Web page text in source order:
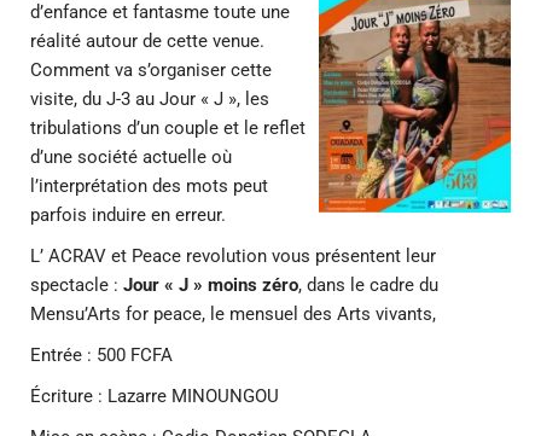
d’enfance et fantasme toute une
réalité autour de cette venue.
Comment va s’organiser cette
visite, du J-3 au Jour « J », les
tribulations d’un couple et le reflet
d’une société actuelle où
l’interprétation des mots peut
parfois induire en erreur.
L’ ACRAV et Peace revolution vous présentent leur
spectacle : Jour « J » moins zéro, dans le cadre du
Mensu’Arts for peace, le mensuel des Arts vivants,
Entrée : 500 FCFA
Écriture : Lazarre MINOUNGOU